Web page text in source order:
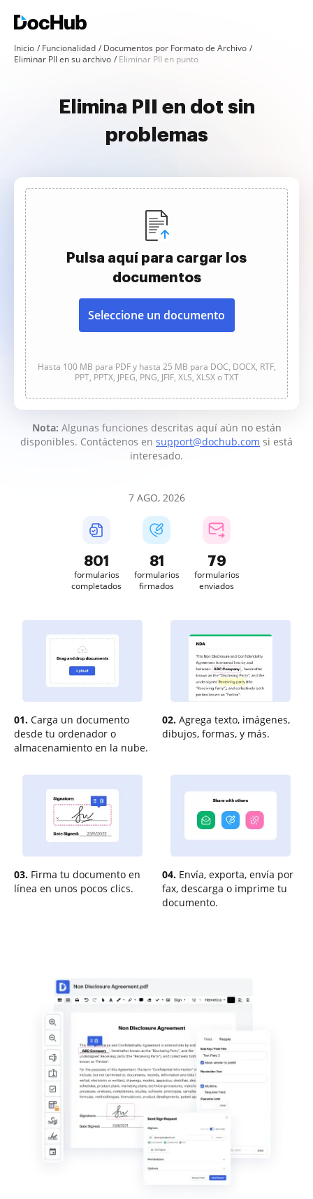
Inicio Funcionalidad
Documentos por Formato de Archivo
Eliminar PII en su archivo
Eliminar PII en punto
Elimina PII en dot sin
problemas
Pulsa aquí para cargar los
documentos
Seleccione un documento
Hasta 100 MB para PDF y hasta 25 MB para DOC, DOCX, RTF,
PPT, PPTX, JPEG, PNG, JFIF, XLS, XLSX o TXT
Nota: Algunas funciones descritas aquí aún no están
disponibles. Contáctenos en support@dochub.com si está
interesado.
7 AGO, 2026
801
formularios
completados
81
formularios
firmados
79
formularios
enviados
01. Carga un documento
desde tu ordenador o
almacenamiento en la nube.
02. Agrega texto, imágenes,
dibujos, formas, y más.
03. Firma tu documento en
línea en unos pocos clics.
04. Envía, exporta, envía por
fax, descarga o imprime tu
documento.